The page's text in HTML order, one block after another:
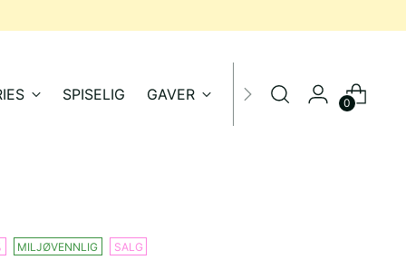
SPISELIG GAVER SALG 0
MILJØVENNLIG SALG